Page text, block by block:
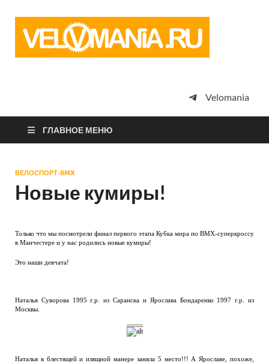
просто
Velomania
ГЛАВНОЕ МЕНЮ
ВЕЛОСПОРТ-BMX
Hовые кумиры!
Только что мы посмотрели финал первого этапа Кубка мира по ВМХ-суперкроссу
в Манчестере и у нас родились новые кумиры!
Это наши девчата!
Наталья Суворова 1995 г.р. из Саранска и Ярослава Бондаренко 1997 г.р. из
Москвы.
Наталья в блестящей и изящной манере заняла 5 место!!! А Ярославе, похоже,